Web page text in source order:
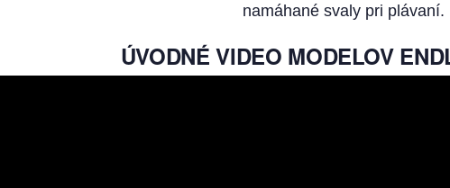
namáhané svaly pri plávaní.
ÚVODNÉ VIDEO MODELOV